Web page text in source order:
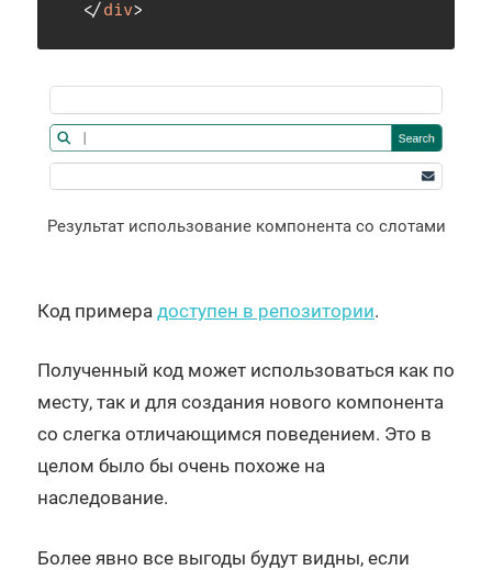
</div>
Результат использование компонента со слотами
Код примера доступен в репозитории.
Полученный код может использоваться как по
месту, так и для создания нового компонента
со слегка отличающимся поведением. Это в
целом было бы очень похоже на
наследование.
Более явно все выгоды будут видны, если